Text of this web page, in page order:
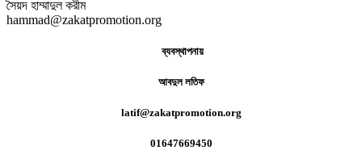
সৈয়দ হাম্মাদুল করীম
hammad@zakatpromotion.org
ব্যবস্থাপনায়
আবদুল লতিফ
latif@zakatpromotion.org
01647669450